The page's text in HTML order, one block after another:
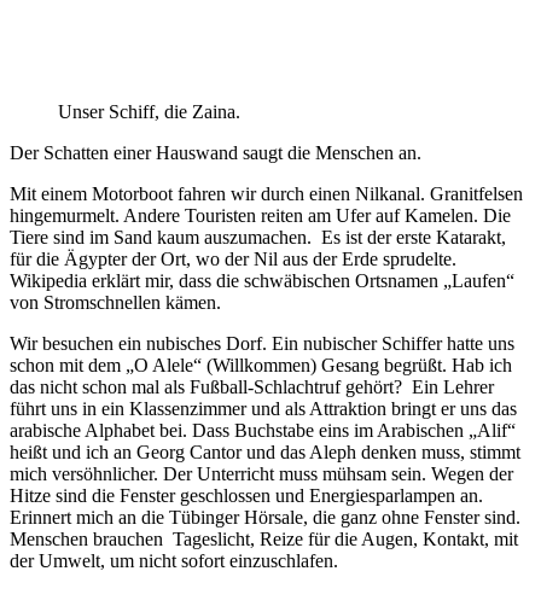
Unser Schiff, die Zaina.
Der Schatten einer Hauswand saugt die Menschen an.
Mit einem Motorboot fahren wir durch einen Nilkanal. Granitfelsen
hingemurmelt. Andere Touristen reiten am Ufer auf Kamelen. Die
Tiere sind im Sand kaum auszumachen. Es ist der erste Katarakt,
für die Ägypter der Ort, wo der Nil aus der Erde sprudelte.
Wikipedia erklärt mir, dass die schwäbischen Ortsnamen „Laufen“
von Stromschnellen kämen.
Wir besuchen ein nubisches Dorf. Ein nubischer Schiffer hatte uns
schon mit dem „O Alele“ (Willkommen) Gesang begrüßt. Hab ich
das nicht schon mal als Fußball-Schlachtruf gehört? Ein Lehrer
führt uns in ein Klassenzimmer und als Attraktion bringt er uns das
arabische Alphabet bei. Dass Buchstabe eins im Arabischen „Alif“
heißt und ich an Georg Cantor und das Aleph denken muss, stimmt
mich versöhnlicher. Der Unterricht muss mühsam sein. Wegen der
Hitze sind die Fenster geschlossen und Energiesparlampen an.
Erinnert mich an die Tübinger Hörsale, die ganz ohne Fenster sind.
Menschen brauchen Tageslicht, Reize für die Augen, Kontakt, mit
der Umwelt, um nicht sofort einzuschlafen.